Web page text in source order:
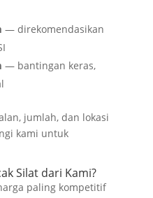
— direkomendasikan
— bantingan keras,
jumlah, dan lokasi
kami untuk
Silat dari Kami?
paling kompetitif